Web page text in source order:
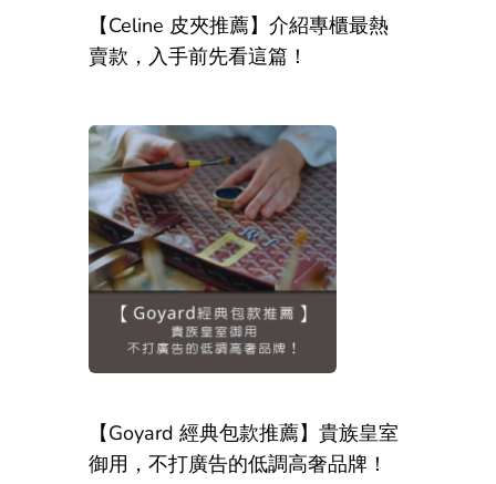
【Celine 皮夾推薦】介紹專櫃最熱
賣款，入手前先看這篇！
【Goyard 經典包款推薦】貴族皇室
御用，不打廣告的低調高奢品牌！